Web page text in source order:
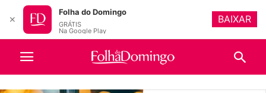
✕
Folha do Domingo
GRÁTIS
Na Google Play
BAIXAR